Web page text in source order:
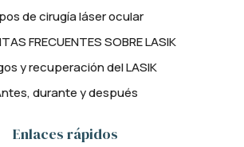
de cirugía láser ocular
FRECUENTES SOBRE LASIK
y recuperación del LASIK
durante y después
Enlaces rápidos